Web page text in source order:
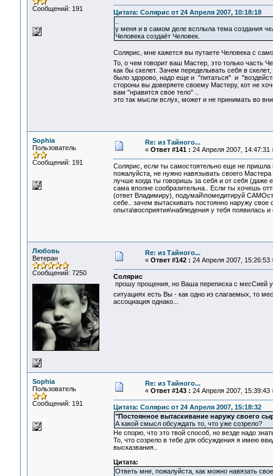
Сообщений: 191
Цитата: Солярис от 24 Апреля 2007, 10:18:18
у меня и в самом деле всплыла тема создания
Человека создаёт Человек.
Солярис, мне кажется вы путаете Человека с
То, о чем говорит ваш Мастер, это только часть
как бы скелет. Зачем переделывать себя в
было здорово, надо еще и "питаться" и
стороны вы доверяете своему Мастеру, кот не
вам "нравится свое тело" ..
это так мысли вслух, может и не принимать во
Sophia
Пользователь
Сообщений: 191
Re: из Тайного...
« Ответ #141 : 24 Апреля 2007, 14:47:31
Солярис, если ты самостоятельно еще не пришла
пожалуйста, не нужно навязывать своего
лучше когда ты говоришь за себя и от себя
сама вполне сообразительна.. Если ты хочешь
(ответ Владимиру), подумай\помедитируй
себе.. зачем вытаскивать постоянно наружу свое
опыта\восприятия\наблюдения у тебя появилась
Любовь
Ветеран
Сообщений: 7250
Re: из Тайного...
« Ответ #142 : 24 Апреля 2007, 15:26:53
Солярис
прошу прощения, но Ваша переписка с месСией у
ситуациях есть Вы - как одно из слагаемых, то
ассоциация однако...
Sophia
Пользователь
Сообщений: 191
Re: из Тайного...
« Ответ #143 : 24 Апреля 2007, 15:39:43
Цитата: Солярис от 24 Апреля 2007, 15:18:32
"Постоянное вытаскивание наружу своего
А какой смысл обсуждать то, что уже созрело?
Не спорю, что это твой способ, но везде надо
То, что созрело в тебе для обсуждения я имею
высказвания..
Цитата:
Ответь мне, пожалуйста, как можно навязать